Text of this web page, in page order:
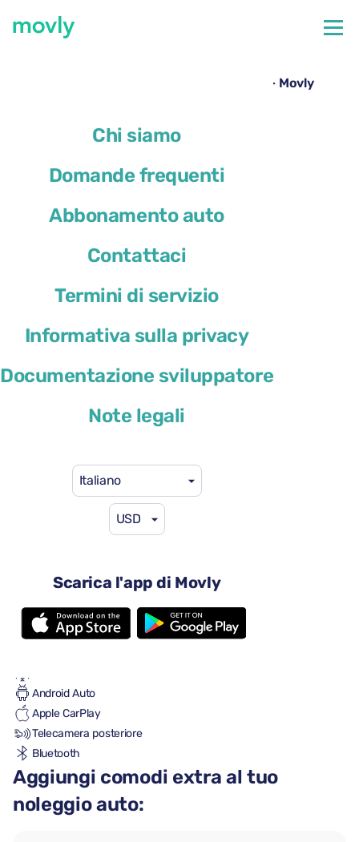
Chi siamo
Domande frequenti
Abbonamento auto
Contattaci
Termini di servizio
Informativa sulla privacy
Documentazione sviluppatore
Note legali
Italiano
USD
Scarica l'app di Movly
Noleggio Cupra Leon all’aeroporto di Faro – Movly
o simile
al giorno
Cambio automatico
5 sedili
Una grande valigia
Una piccola valigia
Android Auto
Apple CarPlay
Telecamera posteriore
Bluetooth
Aggiungi comodi extra al tuo
noleggio auto: